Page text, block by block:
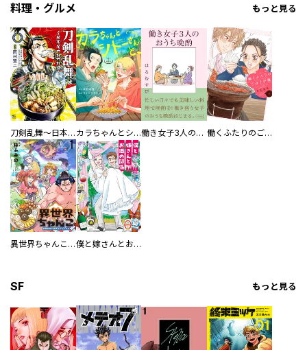
料理・グルメ もっと見る
刀剣乱舞～日本号つれづれ酒～ カラちゃんとシトーさんと、 【分冊版】 働き女子3人のおうち晩酌 働くふたりのごほうび飯
異世界ちゃんこ～横綱目前に召喚されたんだが～ 【連載版】 僕と嫁さんとお酒の関係
SF もっと見る